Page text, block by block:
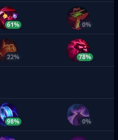
61% 0%
22% 78%
98% 0%